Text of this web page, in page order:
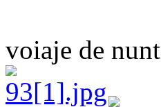
voiaje de